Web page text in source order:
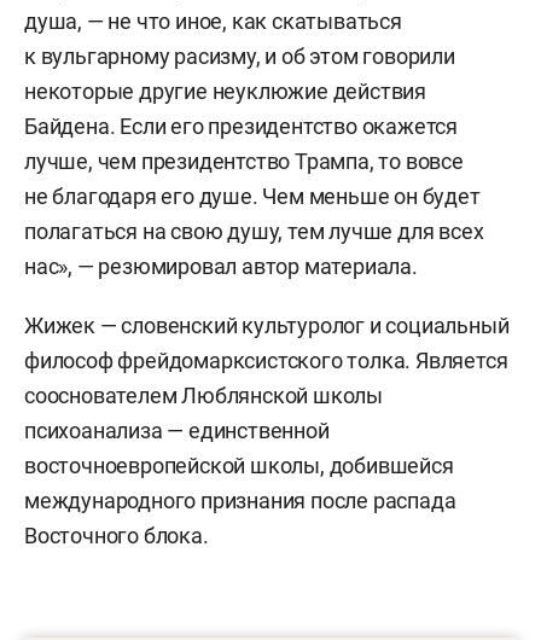
душа, — не что иное, как скатываться
к вульгарному расизму, и об этом говорили
некоторые другие неуклюжие действия
Байдена. Если его президентство окажется
лучше, чем президентство Трампа, то вовсе
не благодаря его душе. Чем меньше он будет
полагаться на свою душу, тем лучше для всех
нас», — резюмировал автор материала.
Жижек — словенский культуролог и социальный
философ фрейдомарксистского толка. Является
сооснователем Люблянской школы
психоанализа — единственной
восточноевропейской школы, добившейся
международного признания после распада
Восточного блока.